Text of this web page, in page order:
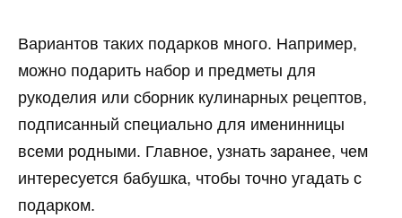
Вариантов таких подарков много. Например,
можно подарить набор и предметы для
рукоделия или сборник кулинарных рецептов,
подписанный специально для именинницы
всеми родными. Главное, узнать заранее, чем
интересуется бабушка, чтобы точно угадать с
подарком.